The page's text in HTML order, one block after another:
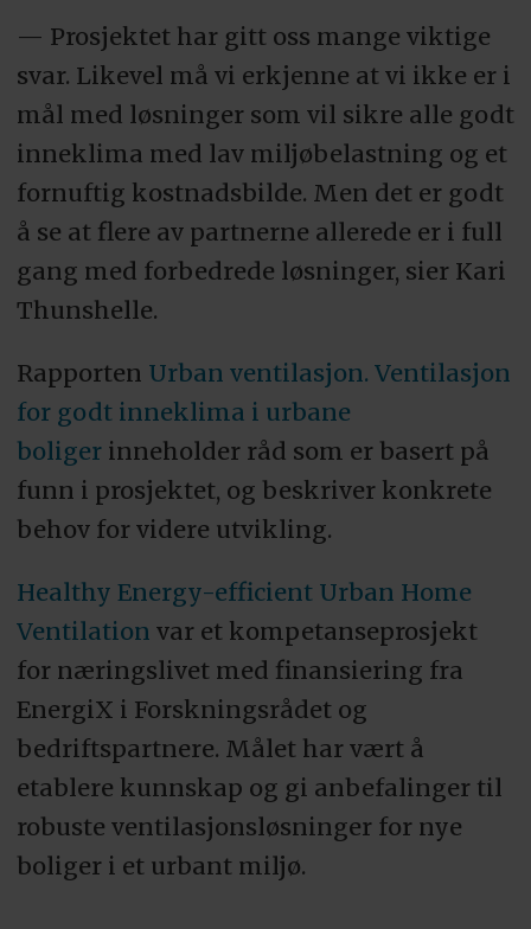
— Prosjektet har gitt oss mange viktige
svar. Likevel må vi erkjenne at vi ikke er i
mål med løsninger som vil sikre alle godt
inneklima med lav miljøbelastning og et
fornuftig kostnadsbilde. Men det er godt
å se at flere av partnerne allerede er i full
gang med forbedrede løsninger, sier Kari
Thunshelle.
Rapporten Urban ventilasjon. Ventilasjon
for godt inneklima i urbane
boligerinneholder råd som er basert på
funn i prosjektet, og beskriver konkrete
behov for videre utvikling.
Healthy Energy-efficient Urban Home
Ventilation var et kompetanseprosjekt
for næringslivet med finansiering fra
EnergiX i Forskningsrådet og
bedriftspartnere. Målet har vært å
etablere kunnskap og gi anbefalinger til
robuste ventilasjonsløsninger for nye
boliger i et urbant miljø.